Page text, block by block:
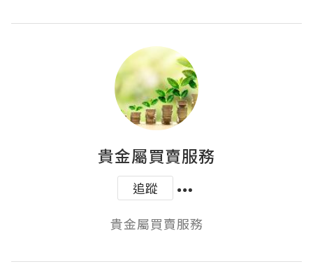
貴金屬買賣服務
追蹤
貴金屬買賣服務